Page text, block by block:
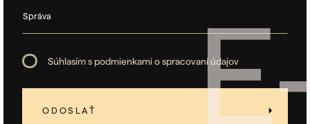
Súhlasím s podmienkami o spracovaní údajov